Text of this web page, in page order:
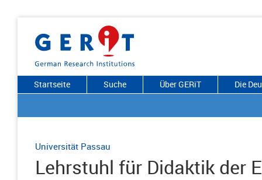
Startseite Suche Über GERiT Die
Universität Passau
Lehrstuhl für Didaktik der